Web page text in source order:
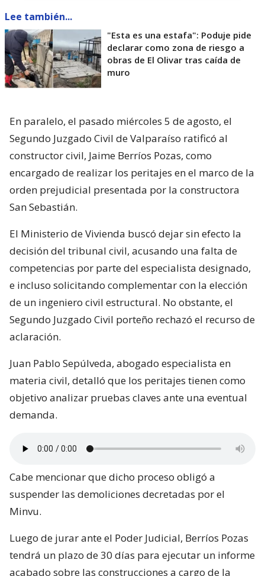
Lee también...
"Esta es una estafa": Poduje pide
declarar como zona de riesgo a
obras de El Olivar tras caída de
muro
En paralelo, el pasado miércoles 5 de agosto, el
Segundo Juzgado Civil de Valparaíso ratificó al
constructor civil, Jaime Berríos Pozas, como
encargado de realizar los peritajes en el marco de la
orden prejudicial presentada por la constructora
San Sebastián.
El Ministerio de Vivienda buscó dejar sin efecto la
decisión del tribunal civil, acusando una falta de
competencias por parte del especialista designado,
e incluso solicitando complementar con la elección
de un ingeniero civil estructural. No obstante, el
Segundo Juzgado Civil porteño rechazó el recurso de
aclaración.
Juan Pablo Sepúlveda, abogado especialista en
materia civil, detalló que los peritajes tienen como
objetivo analizar pruebas claves ante una eventual
demanda.
Cabe mencionar que dicho proceso obligó a
suspender las demoliciones decretadas por el
Minvu.
Luego de jurar ante el Poder Judicial, Berríos Pozas
tendrá un plazo de 30 días para ejecutar un informe
acabado sobre las construcciones a cargo de la